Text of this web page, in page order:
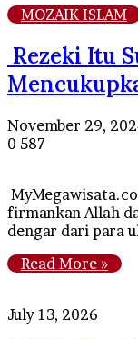
MOZAIK ISLAM
Rezeki Itu
November 29,
0 587
firmankan Allah
dengar dari para
Read More »
PT
July 13, 2026